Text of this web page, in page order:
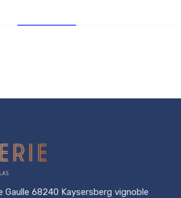
Gaulle 68240 Kaysersberg vignoble